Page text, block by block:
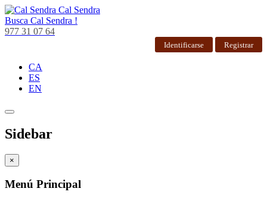
Cal Sendra
Busca Cal Sendra !
977 31 07 64
Identificarse Registrar
CA
ES
EN
Sidebar
×
Menú Principal